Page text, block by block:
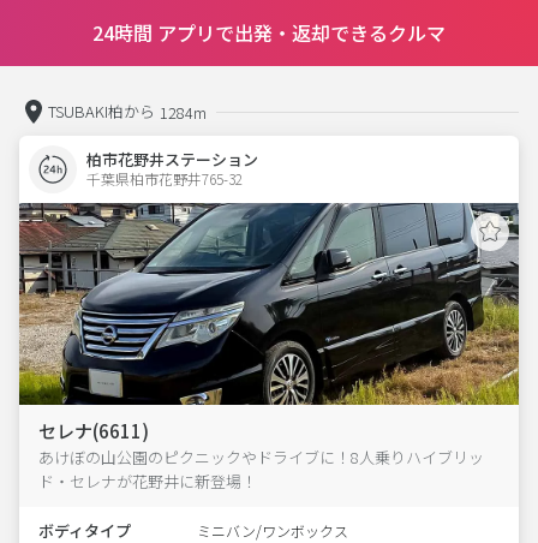
24時間 アプリで出発・返却できるクルマ
TSUBAKI柏から 1284m
柏市花野井ステーション
千葉県柏市花野井765-32
セレナ(6611)
あけぼの山公園のピクニックやドライブに！8人乗りハイブリッ
ド・セレナが花野井に新登場！
ボディタイプ ミニバン/ワンボックス